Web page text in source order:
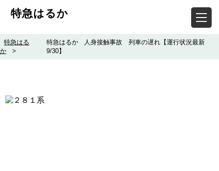
特急はるか
特急はる
か
>
特急はるか 人身接触事故 列車の遅れ【運行状況最新
9/30】